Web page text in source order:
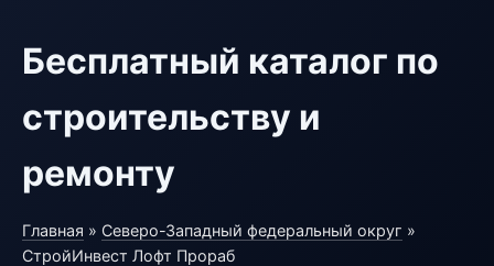
Бесплатный каталог по
строительству и
ремонту
Главная » Северо-Западный федеральный округ »
СтройИнвест Лофт Прораб